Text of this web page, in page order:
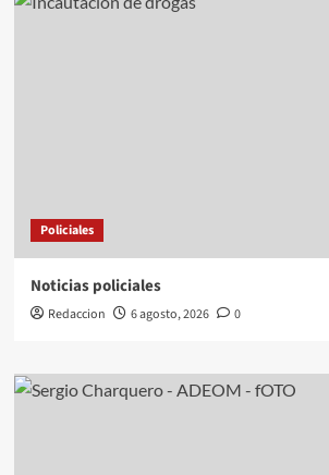
Policiales
Noticias policiales
Redaccion 6 agosto, 2026 0